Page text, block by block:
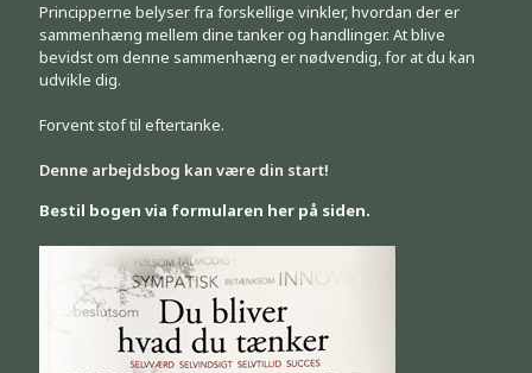
Principperne belyser fra forskellige vinkler, hvordan der er
sammenhæng mellem dine tanker og handlinger. At blive
bevidst om denne sammenhæng er nødvendig, for at du kan
udvikle dig.
Forvent stof til eftertanke.
Denne arbejdsbog kan være din start!
Bestil bogen via formularen her på siden.